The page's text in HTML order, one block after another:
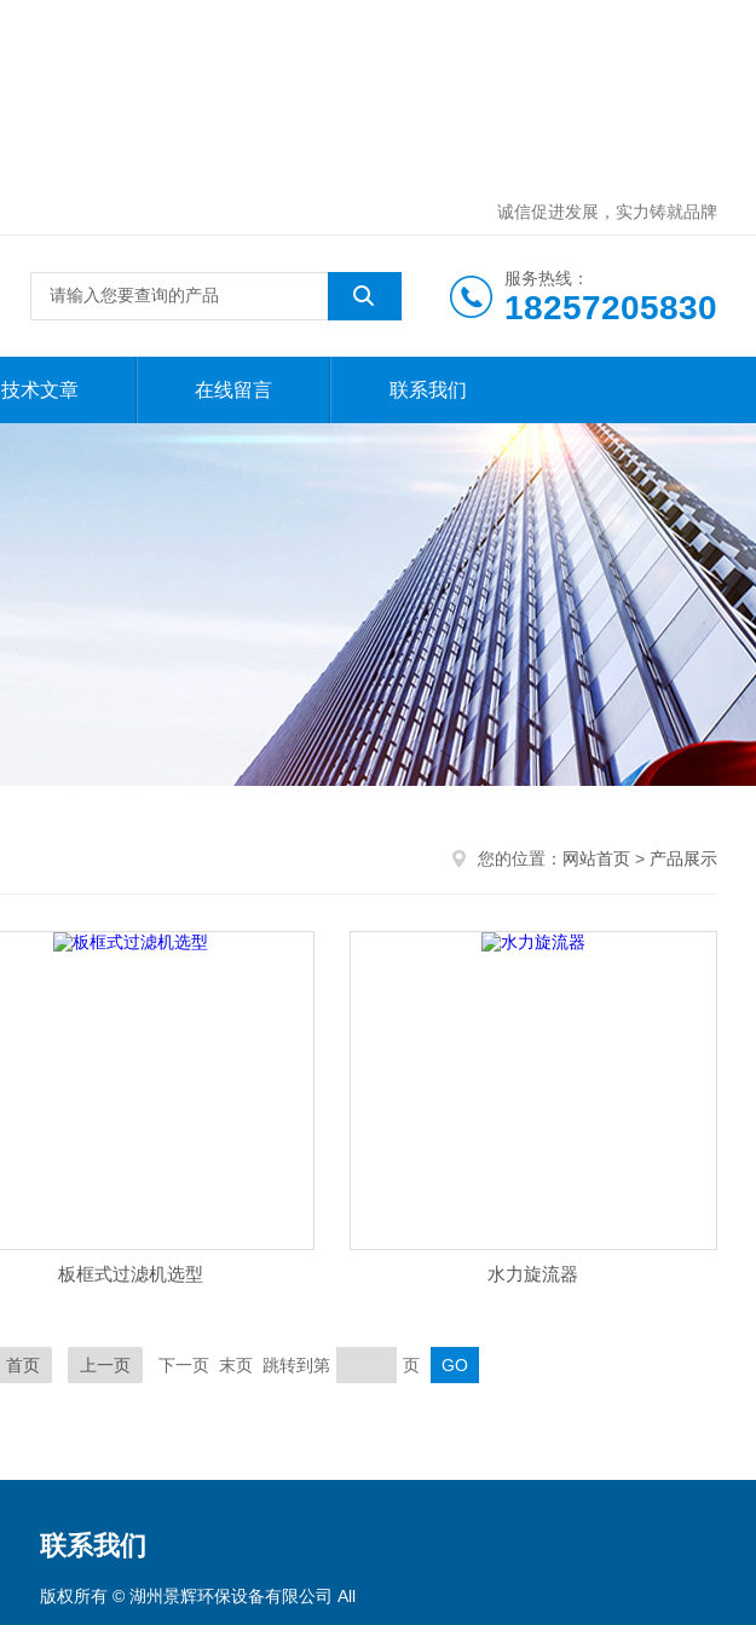
诚信促进发展，实力铸就品牌
服务热线：
18257205830
技术文章 在线留言 联系我们
您的位置： 网站首页 > 产品展示
板框式过滤机选型 水力旋流器
首页 上一页 下一页 末页 跳转到第 页
联系我们
版权所有 © 湖州景辉环保设备有限公司 All